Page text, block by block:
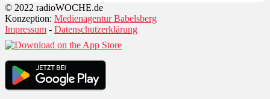
© 2022 radioWOCHE.de
Konzeption: Medienagentur Babelsberg
Impressum - Datenschutzerklärung